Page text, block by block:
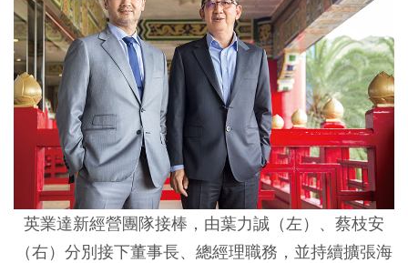
英業達新經營團隊接棒，由葉力誠（左）、蔡枝安
（右）分別接下董事長、總經理職務，並持續擴張海